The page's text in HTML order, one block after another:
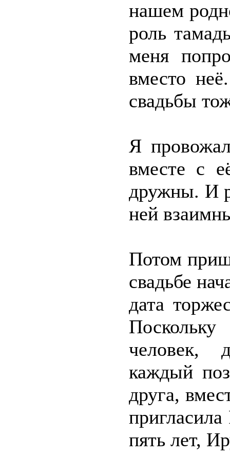
нашем
роль
меня
вместо
свадьбы
Я
вместе с
дружны. И
ней
Потом
свадьбе
дата
человек,
каждый
друга,
пять лет,